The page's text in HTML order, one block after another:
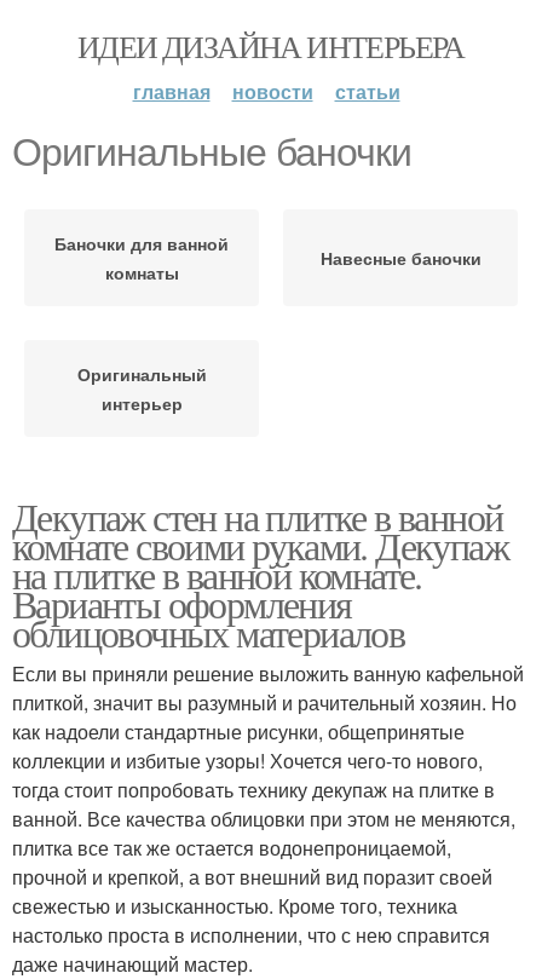
ИДЕИ ДИЗАЙНА ИНТЕРЬЕРА
главная новости статьи
Оригинальные баночки
Баночки для ванной
комнаты
Навесные баночки
Оригинальный
интерьер
Декупаж стен на плитке в ванной
комнате своими руками. Декупаж
на плитке в ванной комнате.
Варианты оформления
облицовочных материалов
Если вы приняли решение выложить ванную кафельной
плиткой, значит вы разумный и рачительный хозяин. Но
как надоели стандартные рисунки, общепринятые
коллекции и избитые узоры! Хочется чего-то нового,
тогда стоит попробовать технику декупаж на плитке в
ванной. Все качества облицовки при этом не меняются,
плитка все так же остается водонепроницаемой,
прочной и крепкой, а вот внешний вид поразит своей
свежестью и изысканностью. Кроме того, техника
настолько проста в исполнении, что с нею справится
даже начинающий мастер.